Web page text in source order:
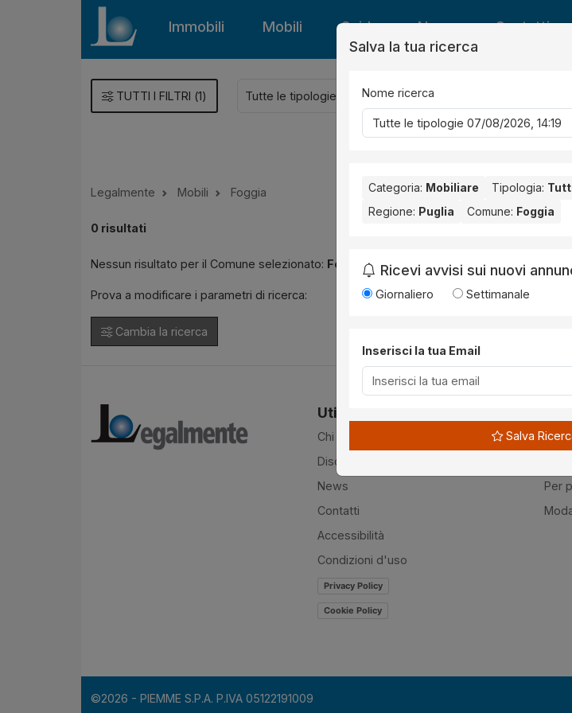
Immobili Mobili Guide News Contatti
TUTTI I FILTRI (1)
Legalmente Mobili Foggia
0 risultati
Nessun risultato per il Comune selezionato: Foggia. Nessun risultato per la Provincia
Prova a modificare i parametri di ricerca:
Cambia la ricerca
Utilità
Chi siamo
Disclaimer
News
Contatti
Accessibilità
Condizioni d'uso
Privacy Policy
Cookie Policy
Per
©2026 - PIEMME S.P.A. P.IVA 05122191009
Salva la tua ricerca
Nome ricerca
Categoria: Mobiliare Tipologia:
Regione: Puglia Comune: Foggia
Ricevi avvisi sui nuovi
Giornaliero Settimanale
Inserisci la tua Email
Salva